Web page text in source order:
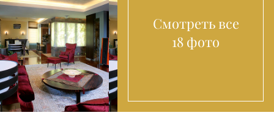
Смотреть все
18 фото